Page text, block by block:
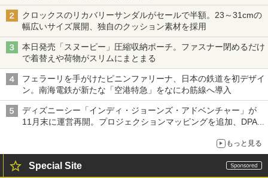
クロックスのリカバリーサンダルがセールで半額。23～31cmの
幅広いサイズ展開、独自のクッション素材を採用
本日発売「スヌーピー」圧縮収納ポーチ。ファスナー閉めるだけ
で着替えや荷物がスリムにまとまる
フェラーリを手がけたピニンファリーナ、日本の鉄道を初デザイ
ン。南海電鉄が新たな「空港特急」をなにわ筋線へ導入
ディズニーシー「インディ・ジョーンズ・アドベンチャー」が
11月末に運営再開。プロジェクションマッピングを追加、DPA
もっと見る
Special Site